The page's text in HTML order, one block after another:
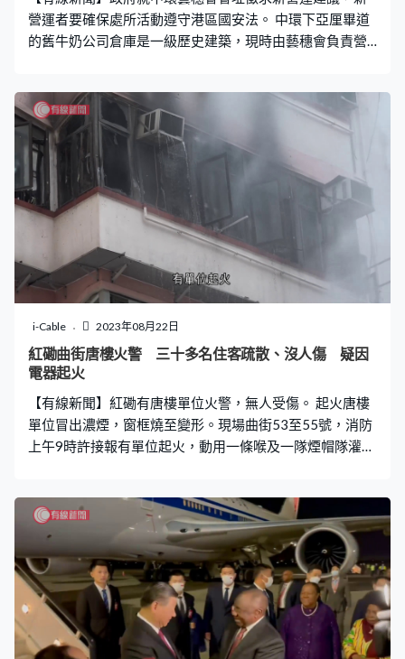
營運者要確保處所活動遵守港區國安法。 中環下亞厘畢道
的舊牛奶公司倉庫是一級歷史建築，現時由藝穗會負責營
者應運用專業判斷、最高敏感度和謹慎態度評估處所可能
涉及的任何潛在國家安全風險或問題，設立有效機制確保
活動嚴格遵從港區國安法。如政府認為營運者正在或即將
從事違反國安的活動，可即時終止協議。
i-Cable 2023年08月22日
紅磡曲街唐樓火警 三十多名住客疏散、沒人傷 疑因
電器起火
【有線新聞】紅磡有唐樓單位火警，無人受傷。 起火唐樓
單位冒出濃煙，窗框燒至變形。現場曲街53至55號，消防
上午9時許接報有單位起火，動用一條喉及一隊煙帽隊灌